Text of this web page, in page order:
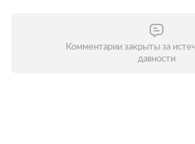
Комментарии закрыты за
давности